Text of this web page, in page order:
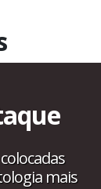
mais